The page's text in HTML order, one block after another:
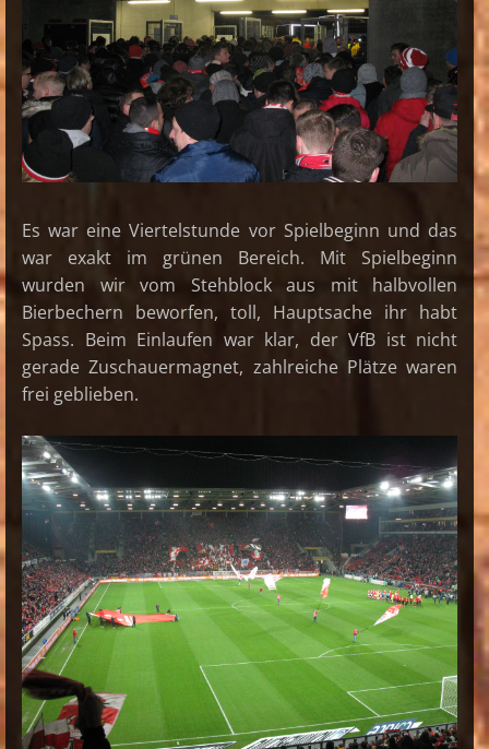
Es war eine Viertelstunde vor Spielbeginn und das
war exakt im grünen Bereich. Mit Spielbeginn
wurden wir vom Stehblock aus mit halbvollen
Bierbechern beworfen, toll, Hauptsache ihr habt
Spass. Beim Einlaufen war klar, der VfB ist nicht
gerade Zuschauermagnet, zahlreiche Plätze waren
frei geblieben.